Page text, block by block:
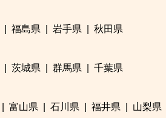
福島県 岩手県
秋田県
茨城県 群馬県
千葉県
富山県 石川県 福井県
山梨県